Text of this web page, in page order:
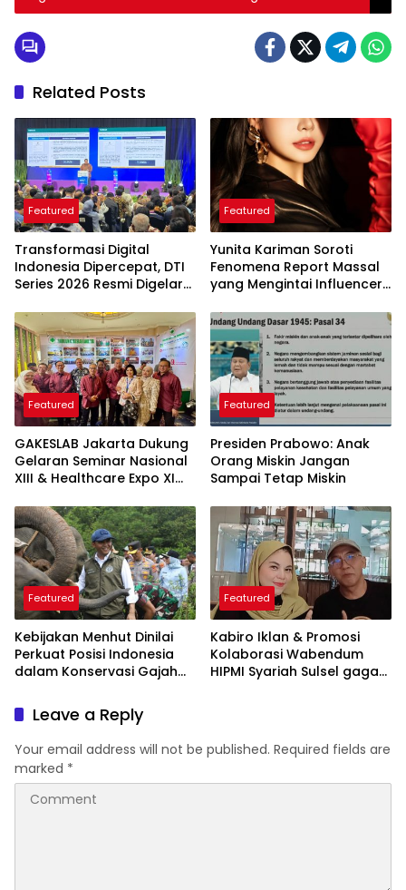
Related Posts
Featured
Transformasi Digital
Indonesia Dipercepat, DTI
Series 2026 Resmi Digelar
Featured
Yunita Kariman Soroti
Fenomena Report Massal
yang Mengintai Influencer,
yang Perlu Diketahui
Featured
GAKESLAB Jakarta Dukung
Gelaran Seminar Nasional
XIII & Healthcare Expo XI
Featured
Presiden Prabowo: Anak
Orang Miskin Jangan
Sampai Tetap Miskin
Featured
Kebijakan Menhut Dinilai
Perkuat Posisi Indonesia
dalam Konservasi Gajah
Featured
Kabiro Iklan & Promosi
Kolaborasi Wabendum
HIPMI Syariah Sulsel gagas
Leave a Reply
Your email address will not be published. Required fields are
marked *